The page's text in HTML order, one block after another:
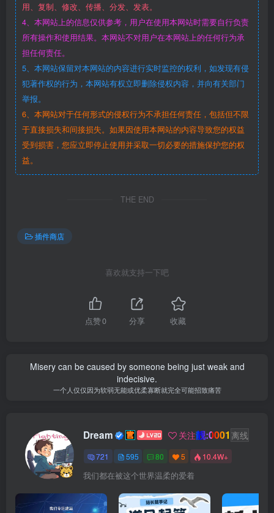
用、复制、修改、传播、分发、发表。
4、本网站上的信息仅供参考，用户在使用本网站时需要自行负责
所有操作和使用结果。本网站不对用户在本网站上的任何行为承
担任何责任。
5、本网站保留对本网站的内容进行实时监控的权利，如发现有侵
犯著作权的行为，本网站有权立即删除侵权内容，并向有关部门
举报。
6、本网站对于任何形式的侵权行为不承担任何责任，包括但不限
于直接损失和间接损失。如果因使用本网站的内容导致您的权益
受到损害，您应立即停止使用并采取一切必要的措施保护您的权
益。
THE END
插件商店
喜欢就支持一下吧
点赞0 分享 收藏
Misery can be caused by someone being just weak and
indecisive.
一个人仅仅因为软弱无能或优柔寡断就完全可能招致痛苦
Dream 关注靓:0001 离线
721 595 80 5 10.4W+
我们都在被这个世界温柔的爱着